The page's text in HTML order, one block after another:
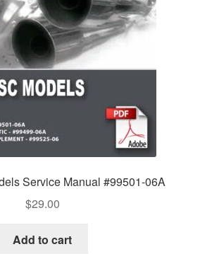
Service Manual #99501-06A
$29.00
Add to cart